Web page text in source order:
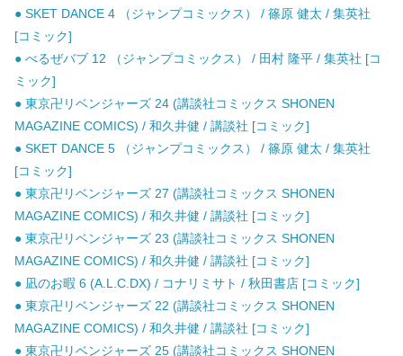
● SKET DANCE 4 （ジャンプコミックス） / 篠原 健太 / 集英社
[コミック]
● べるぜバブ 12 （ジャンプコミックス） / 田村 隆平 / 集英社 [コ
ミック]
● 東京卍リベンジャーズ 24 (講談社コミックス SHONEN
MAGAZINE COMICS) / 和久井健 / 講談社 [コミック]
● SKET DANCE 5 （ジャンプコミックス） / 篠原 健太 / 集英社
[コミック]
● 東京卍リベンジャーズ 27 (講談社コミックス SHONEN
MAGAZINE COMICS) / 和久井健 / 講談社 [コミック]
● 東京卍リベンジャーズ 23 (講談社コミックス SHONEN
MAGAZINE COMICS) / 和久井健 / 講談社 [コミック]
● 凪のお暇 6 (A.L.C.DX) / コナリミサト / 秋田書店 [コミック]
● 東京卍リベンジャーズ 22 (講談社コミックス SHONEN
MAGAZINE COMICS) / 和久井健 / 講談社 [コミック]
● 東京卍リベンジャーズ 25 (講談社コミックス SHONEN